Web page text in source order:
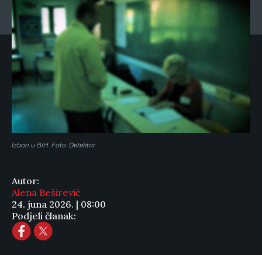
Izbori u BiH. Foto: Detektor
Autor:
Alena Beširević
24. juna 2026. | 08:00
Podjeli članak: